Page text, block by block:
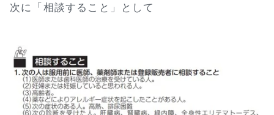
次に「相談すること」として